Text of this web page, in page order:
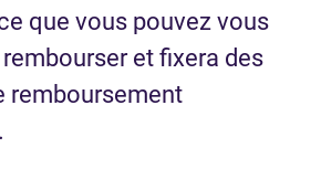
que vous pouvez vous
et fixera des
remboursement